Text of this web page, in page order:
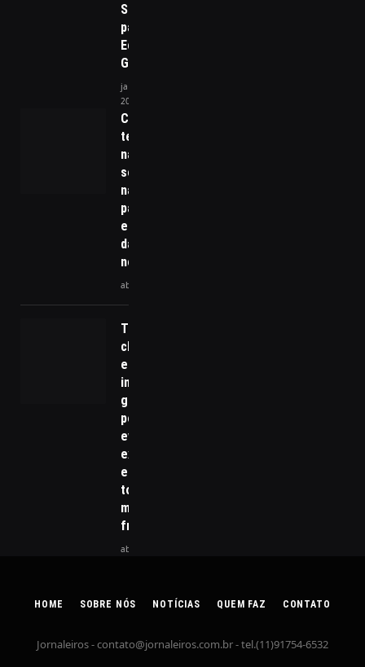
Significa
para a
Economia
Global
janeiro 19,
2026
Ciência e
tecnologia
na
soberania
nacional: o
papel
estratégico
da inovação
no Brasil
abril 30, 2026
Tragédias
climáticas
e seus
impactos
globais:
por que
eventos
extremos
estão se
tornando
mais
frequentes
abril 15, 2026
HOME SOBRE NÓS NOTÍCIAS QUEM FAZ CONTATO
Jornaleiros -contato@jornaleiros.com.br- tel.(11)91754-6532